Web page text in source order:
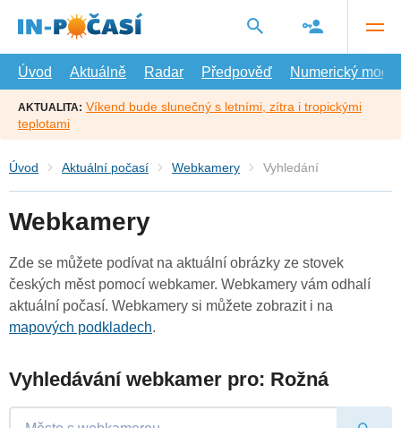
hlavní
Úvod
Aktuálně Radar Předpověď Numerický model
AKTUALITA: Víkend bude slunečný s letními, zítra i tropickými
teplotami
Úvod Aktuální počasí Webkamery Vyhledání
Webkamery
Zde se můžete podívat na aktuální obrázky ze stovek
českých měst pomocí webkamer. Webkamery vám odhalí
aktuální počasí. Webkamery si můžete zobrazit i na
mapových podkladech.
Vyhledávání webkamer pro: Rožná